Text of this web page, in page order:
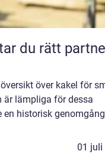
du rätt
över kakel för
är lämpliga för dessa
en historisk
01 juli